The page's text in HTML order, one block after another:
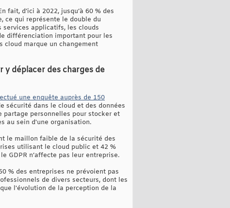
d’ici à 2022, jusqu’à 60 % des
ce qui représente le double du
services applicatifs, les clouds
différenciation important pour les
cloud marque un changement
y déplacer des charges de
une enquête auprès de 150
sécurité dans le cloud et des données
personnelles pour stocker et
au sein d'une organisation.
le maillon faible de la sécurité des
utilisant le cloud public et 42 %
GDPR n’affecte pas leur entreprise.
% des entreprises ne prévoient pas
de divers secteurs, dont les
l'évolution de la perception de la